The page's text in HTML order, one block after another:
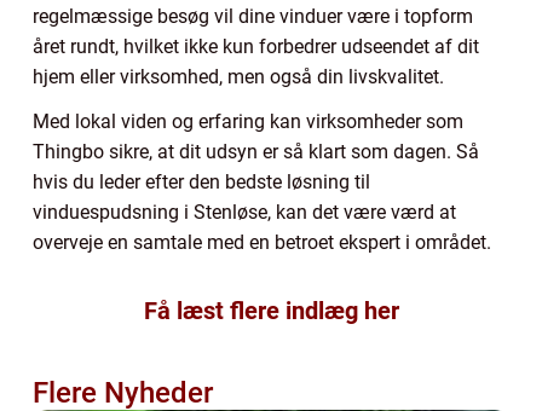
regelmæssige besøg vil dine vinduer være i topform
året rundt, hvilket ikke kun forbedrer udseendet af dit
hjem eller virksomhed, men også din livskvalitet.
Med lokal viden og erfaring kan virksomheder som
Thingbo sikre, at dit udsyn er så klart som dagen. Så
hvis du leder efter den bedste løsning til
vinduespudsning i Stenløse, kan det være værd at
overveje en samtale med en betroet ekspert i området.
Få læst flere indlæg her
Flere Nyheder